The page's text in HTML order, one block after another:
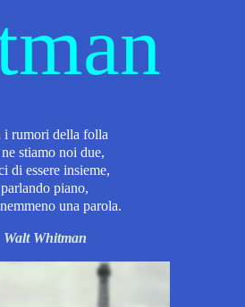
i rumori della folla
stiamo noi due,
di essere insieme,
parlando piano,
una parola.
Walt Whitman